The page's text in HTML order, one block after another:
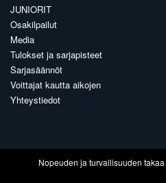
JUNIORIT
Osakilpailut
Media
Tulokset ja sarjapisteet
Sarjasäännöt
Voittajat kautta aikojen
Yhteystiedot
Nopeuden ja turvallisuuden takaa